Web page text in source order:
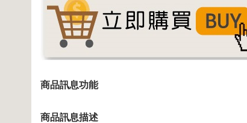
商品訊息功能
商品訊息描述